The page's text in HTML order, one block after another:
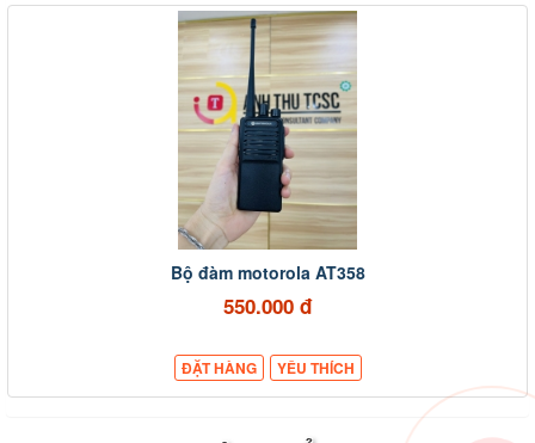
Bộ đàm motorola AT358
550.000 đ
ĐẶT HÀNG YÊU THÍCH